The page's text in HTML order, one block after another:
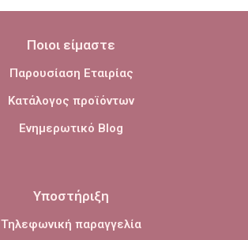
Ποιοι είμαστε
Παρουσίαση Εταιρίας
Κατάλογος προϊόντων
Ενημερωτικό Blog
Υποστήριξη
Τηλεφωνική παραγγελία